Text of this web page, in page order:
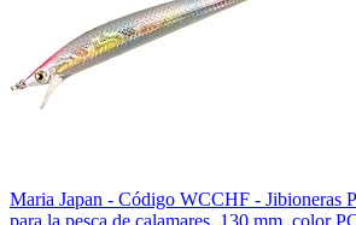
Maria Japan - Código WCCHF - Jibioneras
para la pesca de calamares, 130 mm, color